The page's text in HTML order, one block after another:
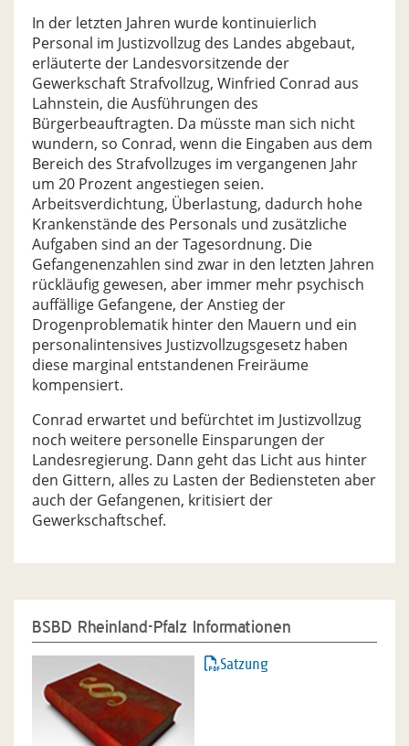
In der letzten Jahren wurde kontinuierlich
Personal im Justizvollzug des Landes abgebaut,
erläuterte der Landesvorsitzende der
Gewerkschaft Strafvollzug, Winfried Conrad aus
Lahnstein, die Ausführungen des
Bürgerbeauftragten. Da müsste man sich nicht
wundern, so Conrad, wenn die Eingaben aus dem
Bereich des Strafvollzuges im vergangenen Jahr
um 20 Prozent angestiegen seien.
Arbeitsverdichtung, Überlastung, dadurch hohe
Krankenstände des Personals und zusätzliche
Aufgaben sind an der Tagesordnung. Die
Gefangenenzahlen sind zwar in den letzten Jahren
rückläufig gewesen, aber immer mehr psychisch
auffällige Gefangene, der Anstieg der
Drogenproblematik hinter den Mauern und ein
personalintensives Justizvollzugsgesetz haben
diese marginal entstandenen Freiräume
kompensiert.
Conrad erwartet und befürchtet im Justizvollzug
noch weitere personelle Einsparungen der
Landesregierung. Dann geht das Licht aus hinter
den Gittern, alles zu Lasten der Bediensteten aber
auch der Gefangenen, kritisiert der
Gewerkschaftschef.
BSBD Rheinland-Pfalz Informationen
Satzung